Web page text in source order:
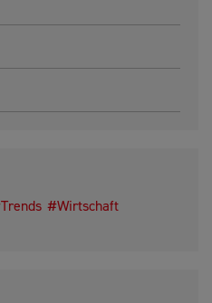
Trends
Wirtschaft